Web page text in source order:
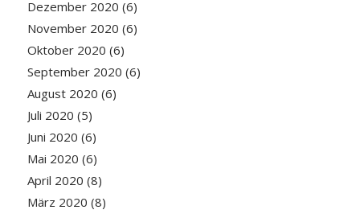
Dezember 2020 (6)
November 2020 (6)
Oktober 2020 (6)
September 2020 (6)
August 2020 (6)
Juli 2020 (5)
Juni 2020 (6)
Mai 2020 (6)
April 2020 (8)
März 2020 (8)